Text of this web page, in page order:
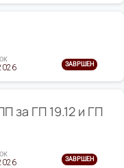
ЗАВРШЕН
за ГП 19.12 и ГП
ЗАВРШЕН